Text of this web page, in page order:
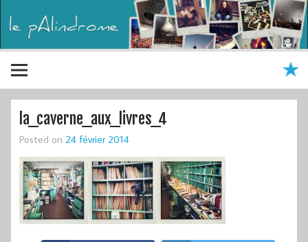
la_caverne_aux_livres_4
Posted on 24 février 2014